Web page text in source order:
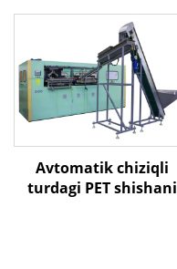
Avtomatik chiziqli
turdagi PET shishani